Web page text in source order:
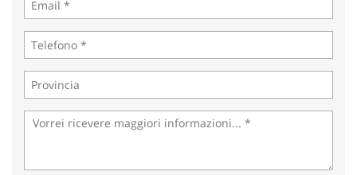
Cookie per il miglioramento dell'esperienza utente
Cookie analitici
Cookie di marketing